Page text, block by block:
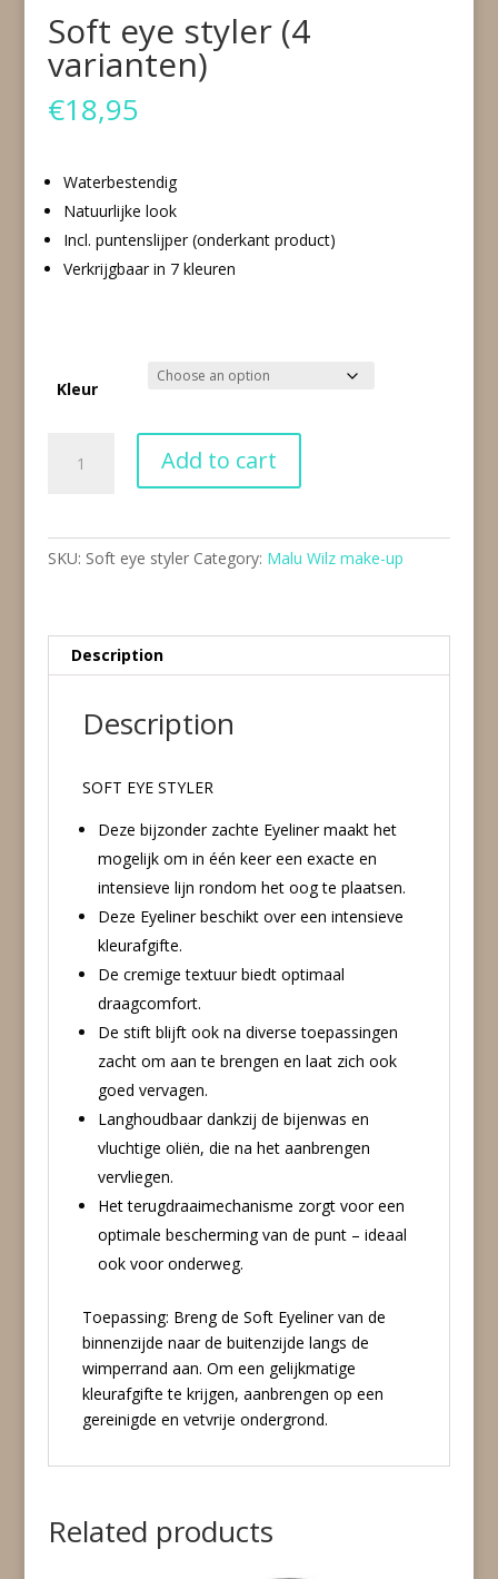
Soft eye styler (4
varianten)
€18,95
Waterbestendig
Natuurlijke look
Incl. puntenslijper (onderkant product)
Verkrijgbaar in 7 kleuren
Kleur
varianten)
Add to cart
SKU: Soft eye styler Category: Malu Wilz make-up
Description
Description
SOFT EYE STYLER
Deze bijzonder zachte Eyeliner maakt het
mogelijk om in één keer een exacte en
intensieve lijn rondom het oog te plaatsen.
Deze Eyeliner beschikt over een intensieve
kleurafgifte.
De cremige textuur biedt optimaal
draagcomfort.
De stift blijft ook na diverse toepassingen
zacht om aan te brengen en laat zich ook
goed vervagen.
Langhoudbaar dankzij de bijenwas en
vluchtige oliën, die na het aanbrengen
vervliegen.
Het terugdraaimechanisme zorgt voor een
optimale bescherming van de punt – ideaal
ook voor onderweg.
Toepassing: Breng de Soft Eyeliner van de
binnenzijde naar de buitenzijde langs de
wimperrand aan. Om een gelijkmatige
kleurafgifte te krijgen, aanbrengen op een
gereinigde en vetvrije ondergrond.
Related products